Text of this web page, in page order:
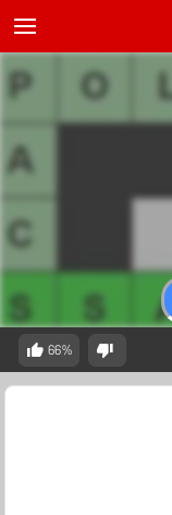
66%